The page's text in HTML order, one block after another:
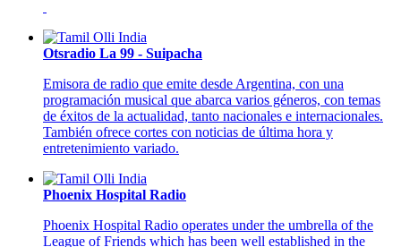
Otsradio La 99 - Suipacha
Emisora de radio que emite desde Argentina, con una
programación musical que abarca varios géneros, con temas
de éxitos de la actualidad, tanto nacionales e internacionales.
También ofrece cortes con noticias de última hora y
entretenimiento variado.
Phoenix Hospital Radio
Phoenix Hospital Radio operates under the umbrella of the
League of Friends which has been well established in the